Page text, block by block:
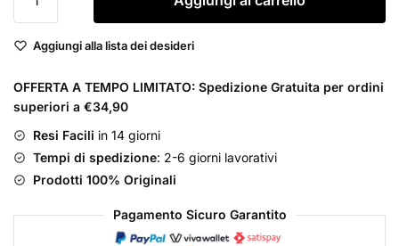
Homme
de
per
Uomo
Vapo
quantità
Aggiungi alla lista dei desideri
OFFERTA A TEMPO LIMITATO: Spedizione Gratuita per ordini
superiori a €34,90
Resi Facili in 14 giorni
Tempi di spedizione: 2-6 giorni lavorativi
Prodotti 100% Originali
Pagamento Sicuro Garantito